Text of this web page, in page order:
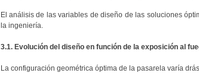
El análisis de las variables de diseño de las soluciones
la ingeniería.
3.1. Evolución del diseño en función de la exposición al
La configuración geométrica óptima de la pasarela varía